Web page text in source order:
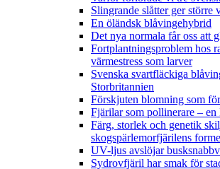
Slingrande slåtter ger större
En öländsk blåvingehybrid
Det nya normala får oss att
Fortplantningsproblem hos
värmestress som larver
Svenska svartfläckiga
Storbritannien
Förskjuten blomning som
Fjärilar som pollinerare – en
Färg, storlek och genetik
skogspärlemorfjärilens
UV-ljus avslöjar
Sydrovfjäril har smak för